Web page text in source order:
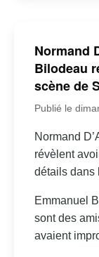
Normand
Bilodeau
scène de
Publié le
Normand
révèlent
détails dans
Emmanuel
sont des
avaient